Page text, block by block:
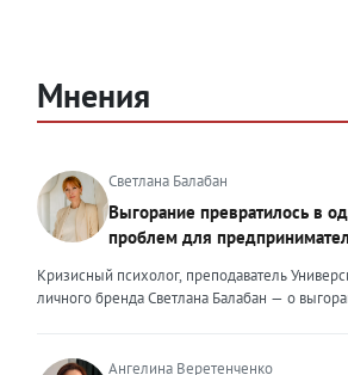
Мнения
Светлана Балабан
Выгорание превратилось в
проблем для
Кризисный психолог, преподаватель
личного бренда Светлана Балабан — о
проблемой, однако выгорание у
Ангелина Веретенченко